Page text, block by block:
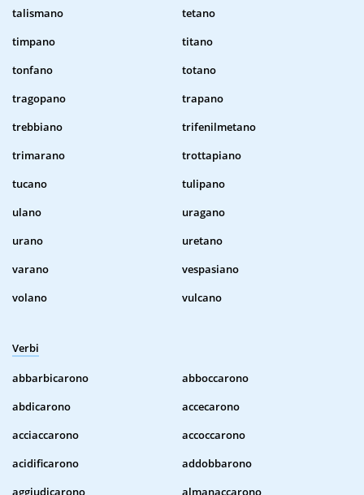
talismano
tetano
timpano
titano
tonfano
totano
tragopano
trapano
trebbiano
trifenilmetano
trimarano
trottapiano
tucano
tulipano
ulano
uragano
urano
uretano
varano
vespasiano
volano
vulcano
Verbi
abbarbicarono
abboccarono
abdicarono
accecarono
acciaccarono
accoccarono
acidificarono
addobbarono
aggiudicarono
almanaccarono